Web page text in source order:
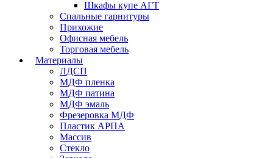
Шкафы купе АГТ
Спальные гарнитуры
Прихожие
Офисная мебель
Торговая мебель
Материалы
ЛДСП
МДФ пленка
МДФ патина
МДФ эмаль
Фрезеровка МДФ
Пластик АРПА
Массив
Стекло